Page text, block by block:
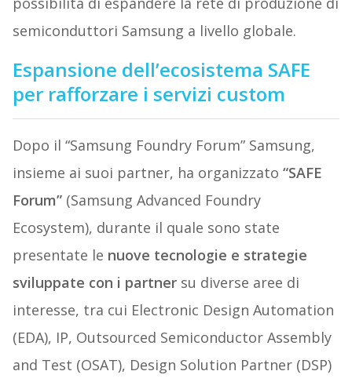
semiconduttori Samsung a livello globale.
Espansione dell’ecosistema SAFE
per rafforzare i servizi custom
Dopo il “Samsung Foundry Forum” Samsung,
insieme ai suoi partner, ha organizzato “SAFE
Forum”(Samsung Advanced Foundry
Ecosystem), durante il quale sono state
presentate le nuove tecnologie e strategie
sviluppate con i partnersu diverse aree di
interesse, tra cui Electronic Design Automation
(EDA), IP, Outsourced Semiconductor Assembly
and Test (OSAT), Design Solution Partner (DSP)